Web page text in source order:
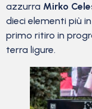
azzurra Mirko
dieci elementi più
primo ritiro in
terra ligure.